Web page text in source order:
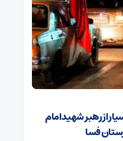
از رهبر شهید امام
فسا